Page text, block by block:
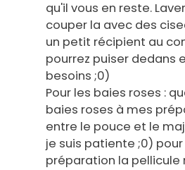
qu'il vous en reste.
couper la avec des
un petit récipient au
pourrez puiser dedans
besoins ;0)
Pour les baies roses :
baies roses à mes
entre le pouce et le
je suis patiente ;0)
préparation la